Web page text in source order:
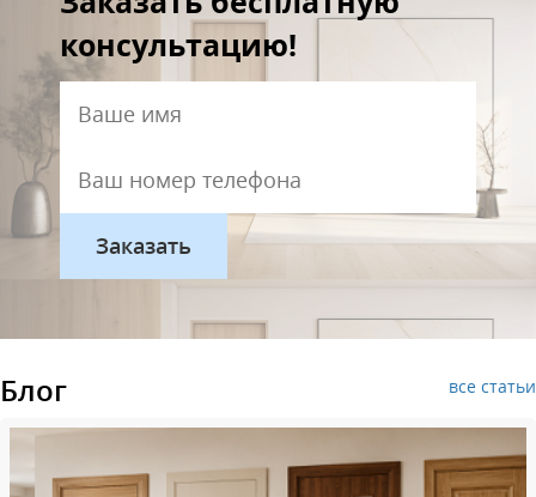
консультацию!
Блог все статьи